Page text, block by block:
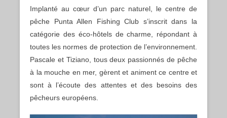
Implanté au cœur d’un parc naturel, le centre de
pêche Punta Allen Fishing Club s’inscrit dans la
catégorie des éco-hôtels de charme, répondant à
toutes les normes de protection de l’environnement.
Pascale et Tiziano, tous deux passionnés de pêche
à la mouche en mer, gèrent et animent ce centre et
sont à l’écoute des attentes et des besoins des
pêcheurs européens.